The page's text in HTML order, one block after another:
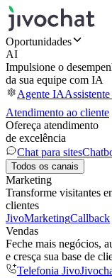
Oportunidades
AI
Impulsione o
da sua equipe com IA
Agente IA
Atendimento ao cliente
Ofereça atendimento
de excelência
Chat para sites
Todos os canais
Marketing
Transforme visitantes
clientes
JivoMarketingCallback
Vendas
Feche mais negócios,
e cresça sua base de
Telefonia Jivo